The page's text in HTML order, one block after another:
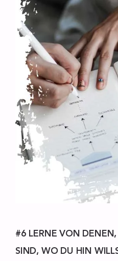
#6 LERNE VON
SIND, WO DU HIN